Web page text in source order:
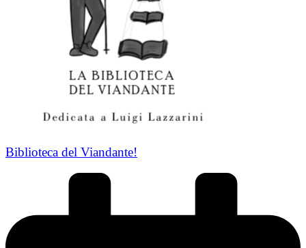
Biblioteca del Viandante!